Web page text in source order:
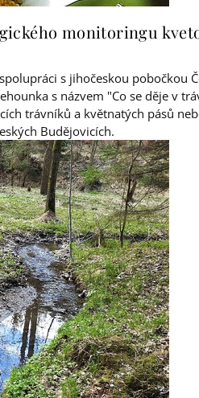
monitoringu
s jihočeskou pobočkou
s názvem "Co se děje v
trávníků a květnatých pásů
Budějovicích.